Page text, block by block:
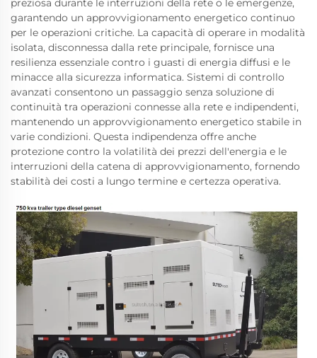
garantendo un approvvigionamento energetico continuo
per le operazioni critiche. La capacità di operare in modalità
isolata, disconnessa dalla rete principale, fornisce una
resilienza essenziale contro i guasti di energia diffusi e le
minacce alla sicurezza informatica. Sistemi di controllo
avanzati consentono un passaggio senza soluzione di
continuità tra operazioni connesse alla rete e indipendenti,
mantenendo un approvvigionamento energetico stabile in
varie condizioni. Questa indipendenza offre anche
protezione contro la volatilità dei prezzi dell'energia e le
interruzioni della catena di approvvigionamento, fornendo
stabilità dei costi a lungo termine e certezza operativa.